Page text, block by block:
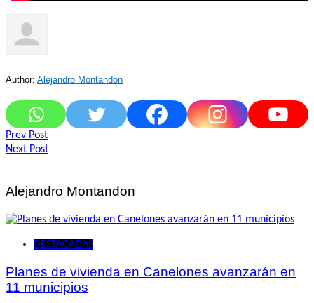
Author: Alejandro Montandon
Navegación
de
Prev Post
Next Post
Alejandro Montandon
DESTACADAS
Planes de vivienda en Canelones avanzarán en
11 municipios